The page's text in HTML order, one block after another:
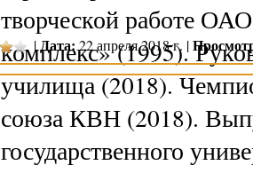
творческой работе
комплекс» (1995).
училища (2018).
союза КВН (2018).
государственного
|Дата: 22 апреля 2018 г. |